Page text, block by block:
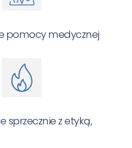
pomocy medycznej
sprzecznie z etyką,